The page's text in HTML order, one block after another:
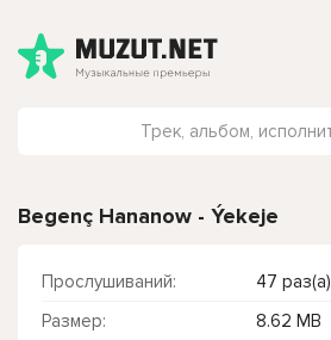
Begenç Hananow - Ýekeje
Прослушиваний:
47 раз(а)
Размер:
8.62 MB